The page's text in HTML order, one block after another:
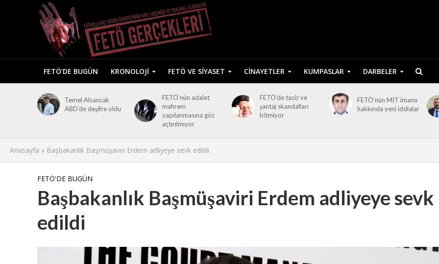
FETÖ’DE BUGÜN KRONOLOJI FETÖ VE SIYASET CINAYETLER KUMPASLAR DARBELER
Temel Alsancak
ABD’de deşifre oldu
FETÖ’nün adalet
mahrem
yapılanmasına göz
açtırılmıyor
FETÖ’de taciz ve
şantaj skandalları
bitmiyor
FETÖ’nün MİT imamı
hakkında yeni iddialar
Anasayfa » Başbakanlık Başmüşaviri Erdem adliyeye sevk edildi
FETÖ'DE BUGÜN
Başbakanlık Başmüşaviri Erdem adliyeye sevk
edildi